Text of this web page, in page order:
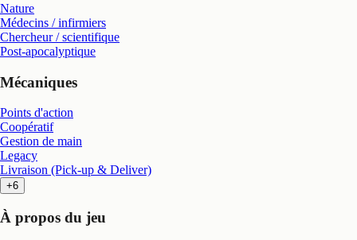
Nature
Médecins / infirmiers
Chercheur / scientifique
Post-apocalyptique
Mécaniques
Points d'action
Coopératif
Gestion de main
Legacy
Livraison (Pick-up & Deliver)
+6
À propos du jeu